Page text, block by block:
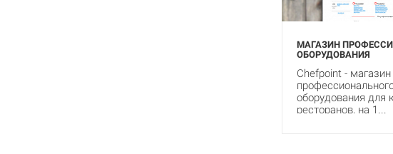
МАГАЗИН
ОБОРУДОВАНИЯ
Chefpoint - магазин
оборудования для
ресторанов, на 1...